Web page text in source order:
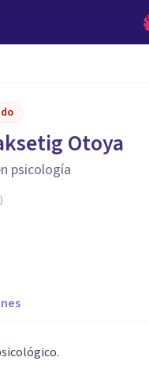
Otoya
psicología
)